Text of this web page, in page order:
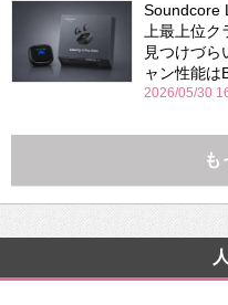
Soundcore
上最上位ク
見つけづ
ャン性能は
2026/05/30
も